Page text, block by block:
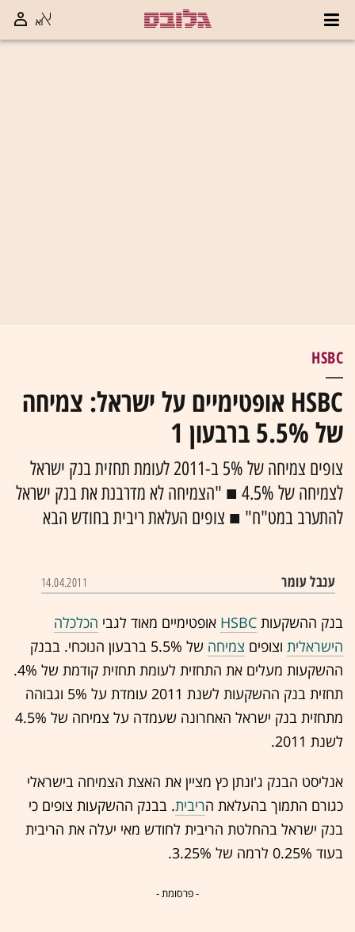
HSBC
HSBC אופטימיים על ישראל: צמיחה
של 5.5% ברבעון 1
צופים צמיחה של 5% ב-2011 לעומת תחזית בנק ישראל
לצמיחה של 4.5% ■ "הצמיחה לא מדרבנת את בנק ישראל
להתערב במט"ח" ■ צופים העלאת ריבית בחודש הבא
ענבל עומר 14.04.2011
בנק ההשקעות HSBC אופטימיים מאוד לגבי הכלכלה
הישראלית וצופים צמיחה
של 5.5% ברבעון הנוכחי. בבנק
ההשקעות מעלים את התחזית לעומת תחזית קודמת של 4%.
תחזית בנק ההשקעות לשנת 2011 עומדת על 5% וגבוהה
מתחזית בנק ישראל האחרונה שעמדה על צמיחה של 4.5%
לשנת 2011.
אנליסט הבנק ג'ונתן כץ מציין את האצת הצמיחה בישראלי
כגורם התמוך בהעלאת הריבית. בבנק ההשקעות צופים כי
בנק ישראל בהחלטת הריבית לחודש מאי יעלה את הריבית
בעוד 0.25% לרמה של 3.25%.
- פרסומת -